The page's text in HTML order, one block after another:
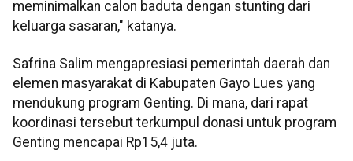
meminimalkan calon baduta dengan stunting dari
keluarga sasaran," katanya.
Safrina Salim mengapresiasi pemerintah daerah dan
elemen masyarakat di Kabupaten Gayo Lues yang
mendukung program Genting. Di mana, dari rapat
koordinasi tersebut terkumpul donasi untuk program
Genting mencapai Rp15,4 juta.